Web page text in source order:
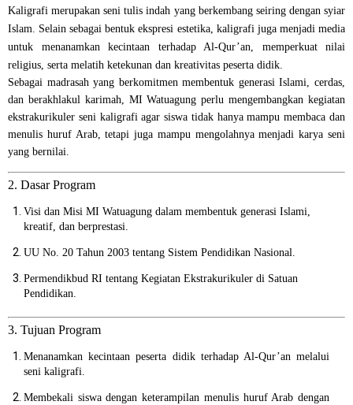
Kaligrafi merupakan seni tulis indah yang berkembang seiring dengan syiar
Islam. Selain sebagai bentuk ekspresi estetika, kaligrafi juga menjadi media
untuk menanamkan kecintaan terhadap Al-Qur’an, memperkuat nilai
religius, serta melatih ketekunan dan kreativitas peserta didik.
Sebagai madrasah yang berkomitmen membentuk generasi Islami, cerdas,
dan berakhlakul karimah, MI Watuagung perlu mengembangkan kegiatan
ekstrakurikuler seni kaligrafi agar siswa tidak hanya mampu membaca dan
menulis huruf Arab, tetapi juga mampu mengolahnya menjadi karya seni
yang bernilai.
2. Dasar Program
Visi dan Misi MI Watuagung dalam membentuk generasi Islami,
kreatif, dan berprestasi.
UU No. 20 Tahun 2003 tentang Sistem Pendidikan Nasional.
Permendikbud RI tentang Kegiatan Ekstrakurikuler di Satuan
Pendidikan.
3. Tujuan Program
Menanamkan kecintaan peserta didik terhadap Al-Qur’an melalui
seni kaligrafi.
Membekali siswa dengan keterampilan menulis huruf Arab dengan